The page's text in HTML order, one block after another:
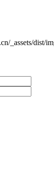
_assets/dist/